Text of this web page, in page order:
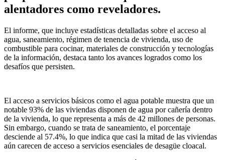
alentadores como reveladores.
El informe, que incluye estadísticas detalladas sobre el acceso al
agua, saneamiento, régimen de tenencia de vivienda, uso de
combustible para cocinar, materiales de construcción y tecnologías
de la información, destaca tanto los avances logrados como los
desafíos que persisten.
El acceso a servicios básicos como el agua potable muestra que un
notable 93% de las viviendas disponen de agua por cañería dentro
de la vivienda, lo que representa a más de 42 millones de personas.
Sin embargo, cuando se trata de saneamiento, el porcentaje
desciende al 57.4%, lo que indica que casi la mitad de las viviendas
aún carecen de acceso a servicios esenciales de desagüe cloacal.